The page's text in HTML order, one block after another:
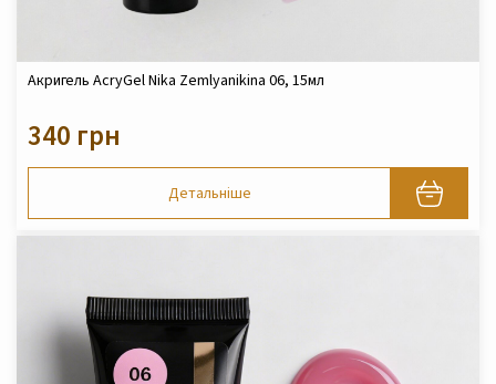
Акригель AcryGel Nika Zemlyanikina 06, 15мл
340 грн
Детальніше